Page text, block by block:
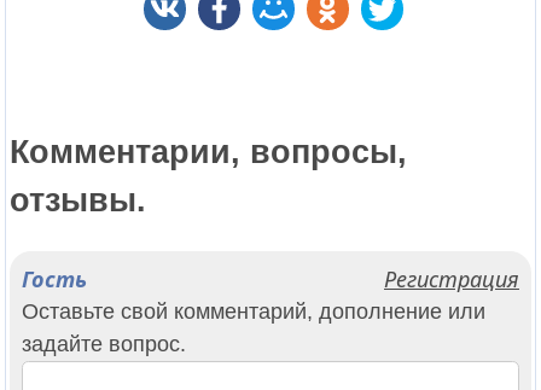
Комментарии, вопросы,
отзывы.
Гость Регистрация
Оставьте свой комментарий, дополнение или
задайте вопрос.